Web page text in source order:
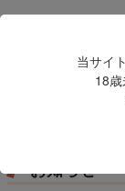
当サイ
18
お知らせ